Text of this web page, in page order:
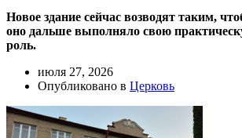
Новое здание сейчас возводят таким,
оно дальше выполняло свою
роль.
июля 27, 2026
Опубликовано в Церковь